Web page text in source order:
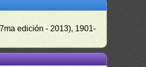
edición - 2013), 1901-